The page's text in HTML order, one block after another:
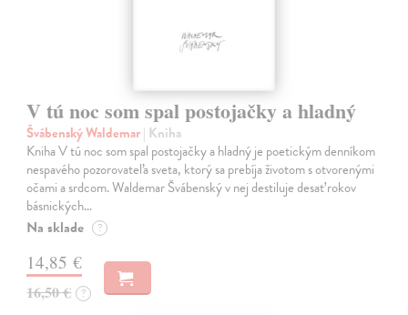
V tú noc som spal postojačky a hladný
Švábenský Waldemar| Kniha
Kniha V tú noc som spal postojačky a hladný je poetickým denníkom
nespavého pozorovateľa sveta, ktorý sa prebíja životom s otvorenými
očami a srdcom. Waldemar Švábenský v nej destiluje desať rokov
básnických…
Na sklade ?
14,85 €
16,50 € ?